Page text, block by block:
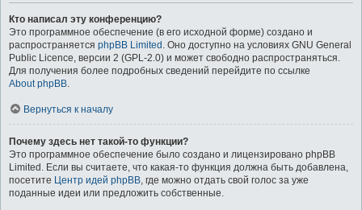
Кто написал эту конференцию?
Это программное обеспечение (в его исходной форме) создано и
распространяется phpBB Limited . Оно доступно на условиях GNU General
Public Licence, версии 2 (GPL-2.0) и может свободно распространяться.
Для получения более подробных сведений перейдите по ссылке
About phpBB.
Вернуться к началу
Почему здесь нет такой-то функции?
Это программное обеспечение было создано и лицензировано phpBB
Limited. Если вы считаете, что какая-то функция должна быть добавлена,
посетите Центр идей phpBB, где можно отдать свой голос за уже
поданные идеи или предложить собственные.